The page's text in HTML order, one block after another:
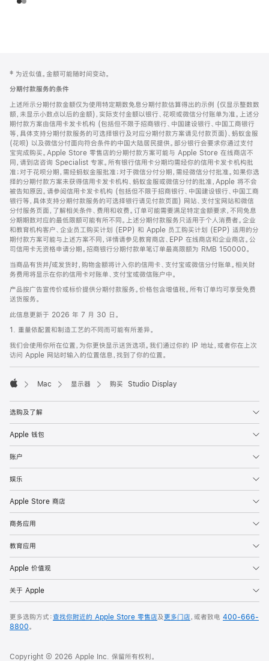
页
页
脚
注
‡ 为近似值。金额可能随时间变动。
分期付款服务的条件
上述所示分期付款金额仅为使用特定期数免息分期付款估算得出的示例 (仅显示整数数
额，未显示小数点以后的金额)，实际支付金额以银行、花呗或微信分付账单为准。上述分
期付款方案由信用卡发卡机构 (包括但不限于招商银行、中国建设银行、中国工商银行
等，具体支持分期付款服务的可选择银行及对应分期付款方案请见付款页面)、蚂蚁金服
(花呗) 以及微信分付面向符合条件的中国大陆居民提供。部分银行会要求你通过支付
宝完成购买。Apple Store 零售店的分期付款方案可能与 Apple Store 在线商店不
同，请到店咨询 Specialist 专家。所有银行信用卡分期均需经你的信用卡发卡机构批
准；对于花呗分期，需经蚂蚁金服批准；对于微信分付分期，需经微信分付批准。如果你选
择的分期付款方案未获得信用卡发卡机构、蚂蚁金服或微信分付的批准，Apple 将不会
被告知原因。请参阅信用卡发卡机构 (包括但不限于招商银行、中国建设银行、中国工商
银行等，具体支持分期付款服务的可选择银行请见付款页面) 网站、支付宝网站和微信
分付服务页面，了解相关条件、费用和收费。订单可能需要满足特定金额要求，不同免息
分期期数对应的最低限额可能有所不同。上述分期付款服务只适用于个人消费者。企业
和教育机构客户、企业员工购买计划 (EPP) 和 Apple 员工购买计划 (EPP) 适用的分
期付款方案可能与上述方案不同，详情请参见教育商店、EPP 在线商店和企业商店。公
司信用卡无资格申请分期。招商银行分期付款单笔订单最高限额为 RMB 150000。
当商品有货并/或发货时，购物金额将计入你的信用卡、支付宝或微信分付账单。相关财
务费用将显示在你的信用卡对账单、支付宝或微信账户中。
产品按广告宣传价或标价提供分期付款服务。价格包含增值税。所有订单均可享受免费
送货服务。
此信息更新于 2026 年 7 月 30 日。
1. 重量依配置和制造工艺的不同而可能有所差异。
我们会使用你所在位置，为你更快显示送货选项。我们通过你的 IP 地址，或者你在上次
访问 Apple 网站时输入的位置信息，找到了你的位置。
Mac 显示器 购买 Studio Display
选购及了解
Apple 钱包
账户
娱乐
Apple Store 商店
商务应用
教育应用
Apple 价值观
关于 Apple
更多选购方式：查找你附近的 Apple Store 零售店及更多门店，或者致电 400-666-
8800。
Copyright © 2026 Apple Inc. 保留所有权利。